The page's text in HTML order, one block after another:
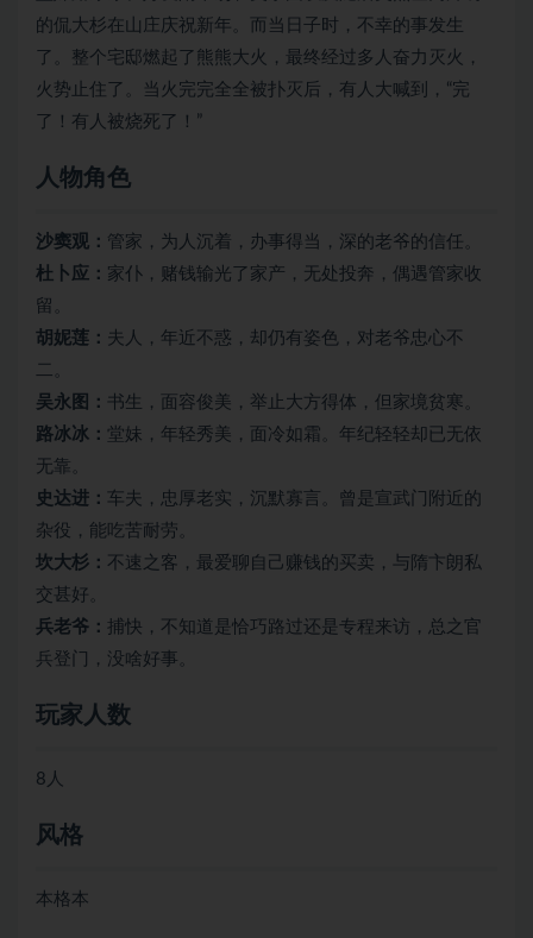
的侃大杉在山庄庆祝新年。而当日子时，不幸的事发生
了。整个宅邸燃起了熊熊大火，最终经过多人奋力灭火，
火势止住了。当火完完全全被扑灭后，有人大喊到，“完
了！有人被烧死了！”
人物角色
沙窦观： 管家，为人沉着，办事得当，深的老爷的信任。
杜卜应： 家仆，赌钱输光了家产，无处投奔，偶遇管家收
留。
胡妮莲： 夫人，年近不惑，却仍有姿色，对老爷忠心不
二。
吴永图： 书生，面容俊美，举止大方得体，但家境贫寒。
路冰冰： 堂妹，年轻秀美，面冷如霜。年纪轻轻却已无依
无靠。
史达进： 车夫，忠厚老实，沉默寡言。曾是宣武门附近的
杂役，能吃苦耐劳。
坎大杉： 不速之客，最爱聊自己赚钱的买卖，与隋卞朗私
交甚好。
兵老爷： 捕快，不知道是恰巧路过还是专程来访，总之官
兵登门，没啥好事。
玩家人数
8人
风格
本格本